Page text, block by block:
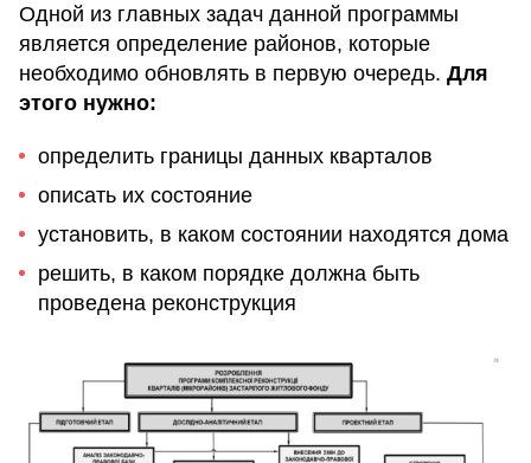
Одной из главных задач данной программы
является определение районов, которые
необходимо обновлять в первую очередь. Для
этого нужно:
определить границы данных кварталов
описать их состояние
установить, в каком состоянии находятся дома
решить, в каком порядке должна быть
проведена реконструкция